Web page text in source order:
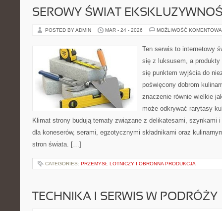
SEROWY ŚWIAT
POSTED BY ADMIN MAR - 24 - 2026 MOŻLIWOŚĆ
Ten serwis to internetowy
się z luksusem, a
się punktem wyjścia do
poświęcony dobrom
znaczenie równie wielkie
może odkrywać rarytasy
Klimat strony budują tematy związane z delikatesami, szynkami
dla koneserów, serami, egzotycznymi składnikami oraz
stron świata. […]
CATEGORIES: PRZEMYSŁ LOTNICZY I OBRONNA PRODUKCJA
TECHNIKA I SERWIS W PODRÓŻY